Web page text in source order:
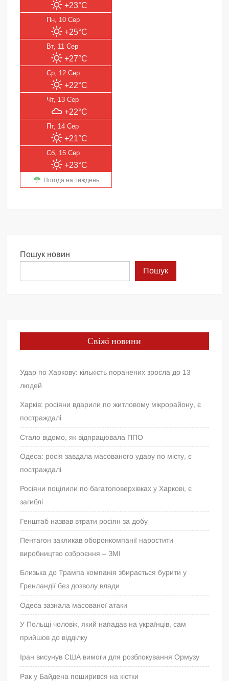
+23°C
Пн, 10 Сер
+25°C
Вт, 11 Сер
+27°C
Ср, 12 Сер
+22°C
Чт, 13 Сер
+22°C
Пт, 14 Сер
+21°C
Сб, 15 Сер
+23°C
Погода на тиждень
Пошук новин
Пошук
Свіжі новини
Удар по Харкову: кількість поранених зросла до 13
людей
Харків: росіяни вдарили по житловому мікрорайону, є
постраждалі
Стало відомо, як відпрацювала ППО
Одеса: росія завдала масованого удару по місту, є
постраждалі
Росіяни поцілили по багатоповерхівках у Харкові, є
загиблі
Генштаб назвав втрати росіян за добу
Пентагон закликав оборонкомпанії наростити
виробництво озброєння – ЗМІ
Близька до Трампа компанія збирається бурити у
Гренландії без дозволу влади
Одеса зазнала масованої атаки
У Польщі чоловік, який нападав на українців, сам
прийшов до відділку
Іран висунув США вимоги для розблокування Ормузу
Рак у Байдена поширився на кістки